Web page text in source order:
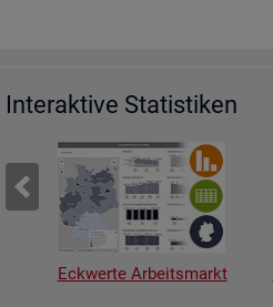
Interaktive Statistiken
Eckwerte Arbeitsmarkt